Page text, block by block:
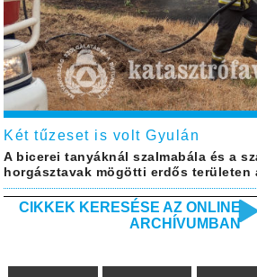
Két tűzeset is volt Gyulán
A bicerei tanyáknál szalmabála és a
horgásztavak mögötti erdős területen
CIKKEK KERESÉSE AZ ONLINE
ARCHÍVUMBAN